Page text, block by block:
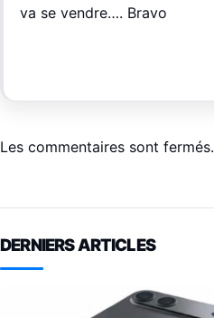
va se vendre…. Bravo
Les commentaires sont fermés.
DERNIERS ARTICLES